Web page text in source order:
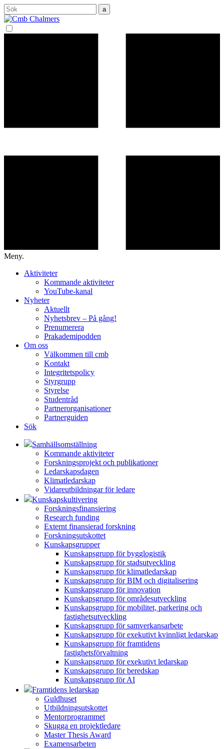
Sök
efter:
Meny.
Aktiviteter
Kommande aktiviteter
YouTube-kanal
Nyheter
Aktuellt
Nyhetsbrev – På gång!
Prenumerera
Prakademipodden
Om oss
Välkommen till cmb
Kontakt
Integritetspolicy
Styrgrupp
Styrelse
Studentråd
Partnerorganisationer
Partnerguiden
Sök
Samhällsomställning
Kommande aktiviteter
Forskningsprojekt och publikationer
Ledarskapsdagen
Klimatledarskap
Vidareutbildningar för ledare
Kunskapskultivering
Forskningsfinansiering
Research funding
Externt finansierad forskning
Forskningsutskottet
Kunskapsgrupper
Kunskapsgrupp för bygglogistik
Kunskapsgrupp för stadsutveckling
Kunskapsgrupp för klimatledarskap
Kunskapsgrupp för BIM och digitalisering
Kunskapsgrupp för innovation
Kunskapsgrupp för områdesutveckling
Kunskapsgrupp för mobilitet, parkering och
fastighetsutveckling
Kunskapsgrupp för samverkansarbete
Kunskapsgrupp för exekutivt kvinnligt ledarskap
Kunskapsgrupp för framtidens
fastighetsförvaltning
Kunskapsgrupp för exekutivt ledarskap
Kunskapsgrupp för beredskap
Kunskapsgrupp för AI
Framtidens ledarskap
Guldhuset
Utbildningsutskottet
Mentorprogrammet
Skugga en projektledare
Master Thesis Award
Examensarbeten